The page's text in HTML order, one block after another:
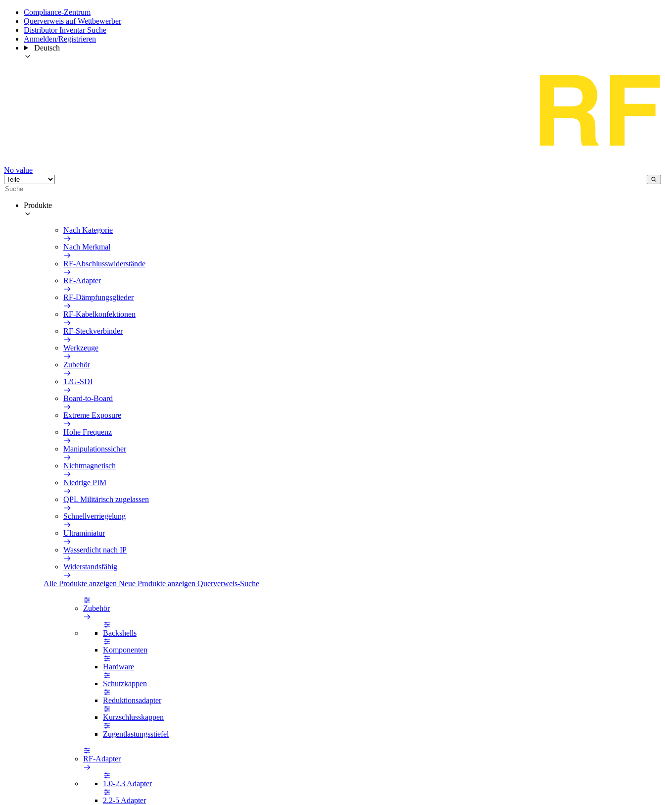
Compliance-Zentrum
Querverweis auf Wettbewerber
Distributor Inventar Suche
Anmelden/Registrieren
Deutsch
No value
Produkte
Nach Kategorie
Nach Merkmal
RF-Abschlusswiderstände
RF-Adapter
RF-Dämpfungsglieder
RF-Kabelkonfektionen
RF-Steckverbinder
Werkzeuge
Zubehör
12G-SDI
Board-to-Board
Extreme Exposure
Hohe Frequenz
Manipulationssicher
Nichtmagnetisch
Niedrige PIM
QPL Militärisch zugelassen
Schnellverriegelung
Ultraminiatur
Wasserdicht nach IP
Widerstandsfähig
Alle Produkte anzeigen Neue Produkte anzeigen Querverweis-Suche
Zubehör
Backshells
Komponenten
Hardware
Schutzkappen
Reduktionsadapter
Kurzschlusskappen
Zugentlastungsstiefel
RF-Adapter
1.0-2.3 Adapter
2.2-5 Adapter